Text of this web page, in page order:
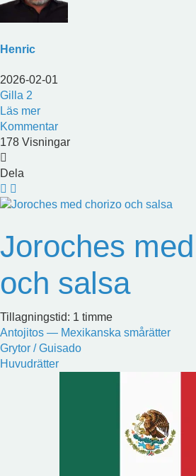
Henric
2026-02-01
Gilla 2
Läs mer
Kommentar
178 Visningar
Dela
Joroches
och salsa
Tillagningstid: 1 timme
Antojitos — Mexikanska smårätter
Grytor / Guisado
Huvudrätter